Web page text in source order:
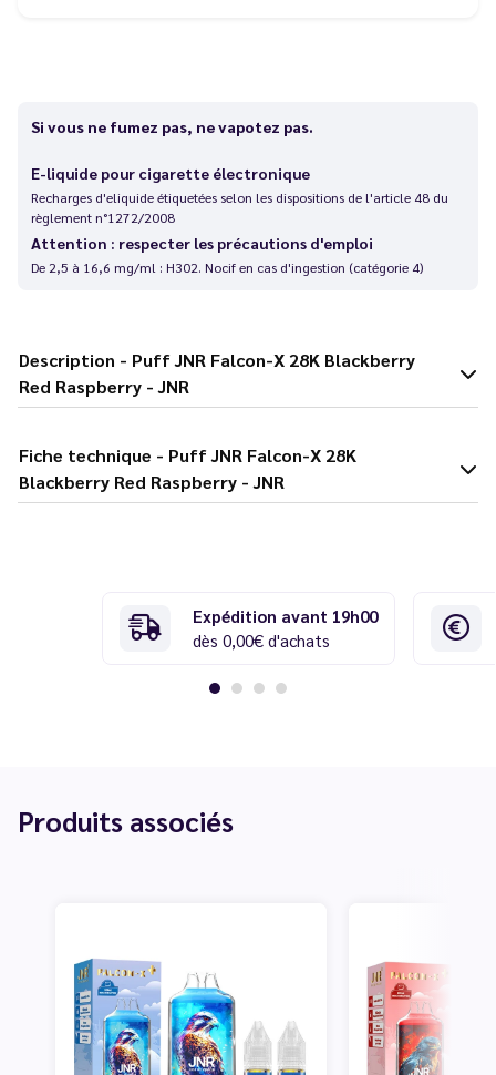
Si vous ne fumez pas, ne vapotez pas.
E-liquide pour cigarette électronique
Recharges d'eliquide étiquetées selon les dispositions de l'article 48 du
règlement n°1272/2008
Attention : respecter les précautions d'emploi
De 2,5 à 16,6 mg/ml : H302. Nocif en cas d'ingestion (catégorie 4)
Description - Puff JNR Falcon-X 28K Blackberry
Red Raspberry - JNR
Fiche technique - Puff JNR Falcon-X 28K
Blackberry Red Raspberry - JNR
Expédition avant 19h00
dès 0,00€ d'achats
Produits associés